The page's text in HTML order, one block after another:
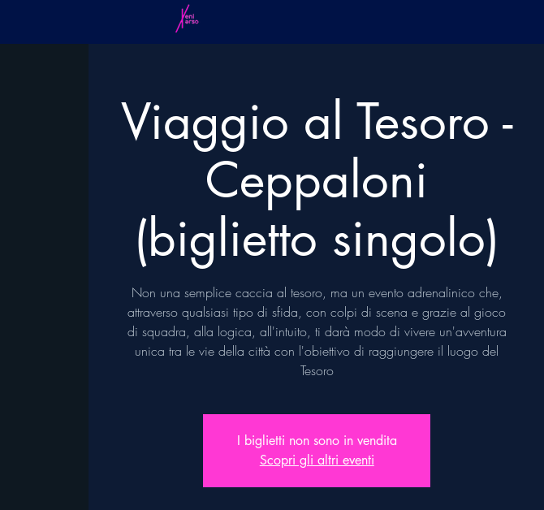
Viaggio al Tesoro -
Ceppaloni
(biglietto singolo)
Non una semplice caccia al tesoro, ma un evento adrenalinico che,
attraverso qualsiasi tipo di sfida, con colpi di scena e grazie al gioco
di squadra, alla logica, all'intuito, ti darà modo di vivere un'avventura
unica tra le vie della città con l'obiettivo di raggiungere il luogo del
Tesoro
I biglietti non sono in vendita
Scopri gli altri eventi